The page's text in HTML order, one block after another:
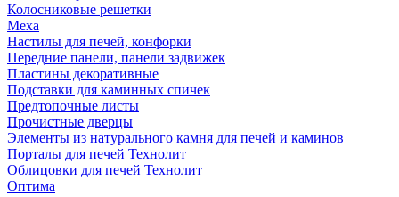
Колосниковые решетки
Меха
Настилы для печей, конфорки
Передние панели, панели задвижек
Пластины декоративные
Подставки для каминных спичек
Предтопочные листы
Прочистные дверцы
Элементы из натурального камня для печей и каминов
Порталы для печей Технолит
Облицовки для печей Технолит
Оптима